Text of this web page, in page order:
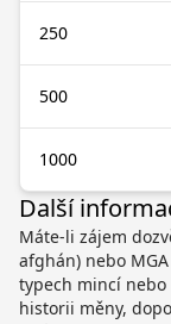
250
500
1000
Další
Máte-li zájem
afghán) nebo
typech mincí nebo
historii měny,